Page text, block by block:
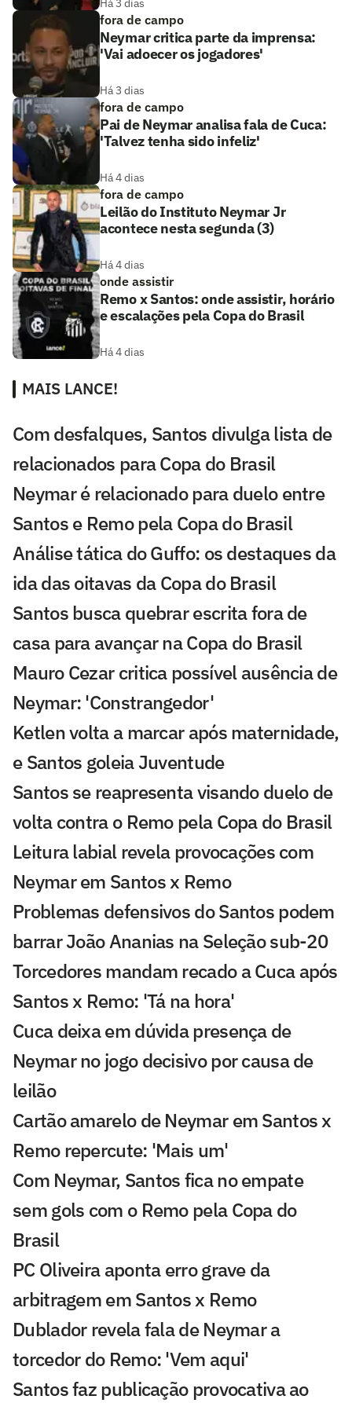
Há 3 dias
fora de campo
Neymar critica parte da imprensa:
'Vai adoecer os jogadores'
Há 3 dias
fora de campo
Pai de Neymar analisa fala de Cuca:
'Talvez tenha sido infeliz'
Há 4 dias
fora de campo
Leilão do Instituto Neymar Jr
acontece nesta segunda (3)
Há 4 dias
onde assistir
Remo x Santos: onde assistir, horário
e escalações pela Copa do Brasil
Há 4 dias
MAIS LANCE!
Com desfalques, Santos divulga lista de
relacionados para Copa do Brasil
Neymar é relacionado para duelo entre
Santos e Remo pela Copa do Brasil
Análise tática do Guffo: os destaques da
ida das oitavas da Copa do Brasil
Santos busca quebrar escrita fora de
casa para avançar na Copa do Brasil
Mauro Cezar critica possível ausência de
Neymar: 'Constrangedor'
Ketlen volta a marcar após maternidade,
e Santos goleia Juventude
Santos se reapresenta visando duelo de
volta contra o Remo pela Copa do Brasil
Leitura labial revela provocações com
Neymar em Santos x Remo
Problemas defensivos do Santos podem
barrar João Ananias na Seleção sub-20
Torcedores mandam recado a Cuca após
Santos x Remo: 'Tá na hora'
Cuca deixa em dúvida presença de
Neymar no jogo decisivo por causa de
leilão
Cartão amarelo de Neymar em Santos x
Remo repercute: 'Mais um'
Com Neymar, Santos fica no empate
sem gols com o Remo pela Copa do
Brasil
PC Oliveira aponta erro grave da
arbitragem em Santos x Remo
Dublador revela fala de Neymar a
torcedor do Remo: 'Vem aqui'
Santos faz publicação provocativa ao